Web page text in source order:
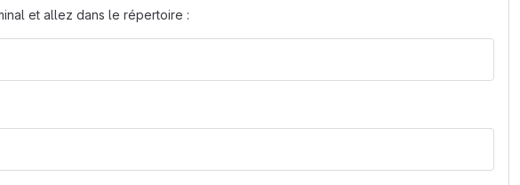
et allez dans le répertoire :